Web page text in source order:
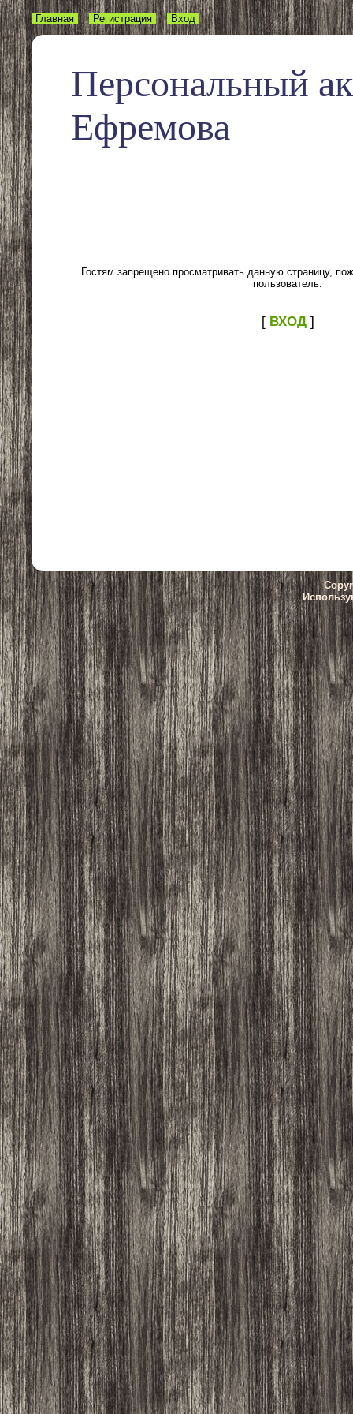
Персональный
Ефремова
Главная Регистрация Вход
Гостям запрещено просматривать данную страницу,
пользователь.
[ ВХОД]